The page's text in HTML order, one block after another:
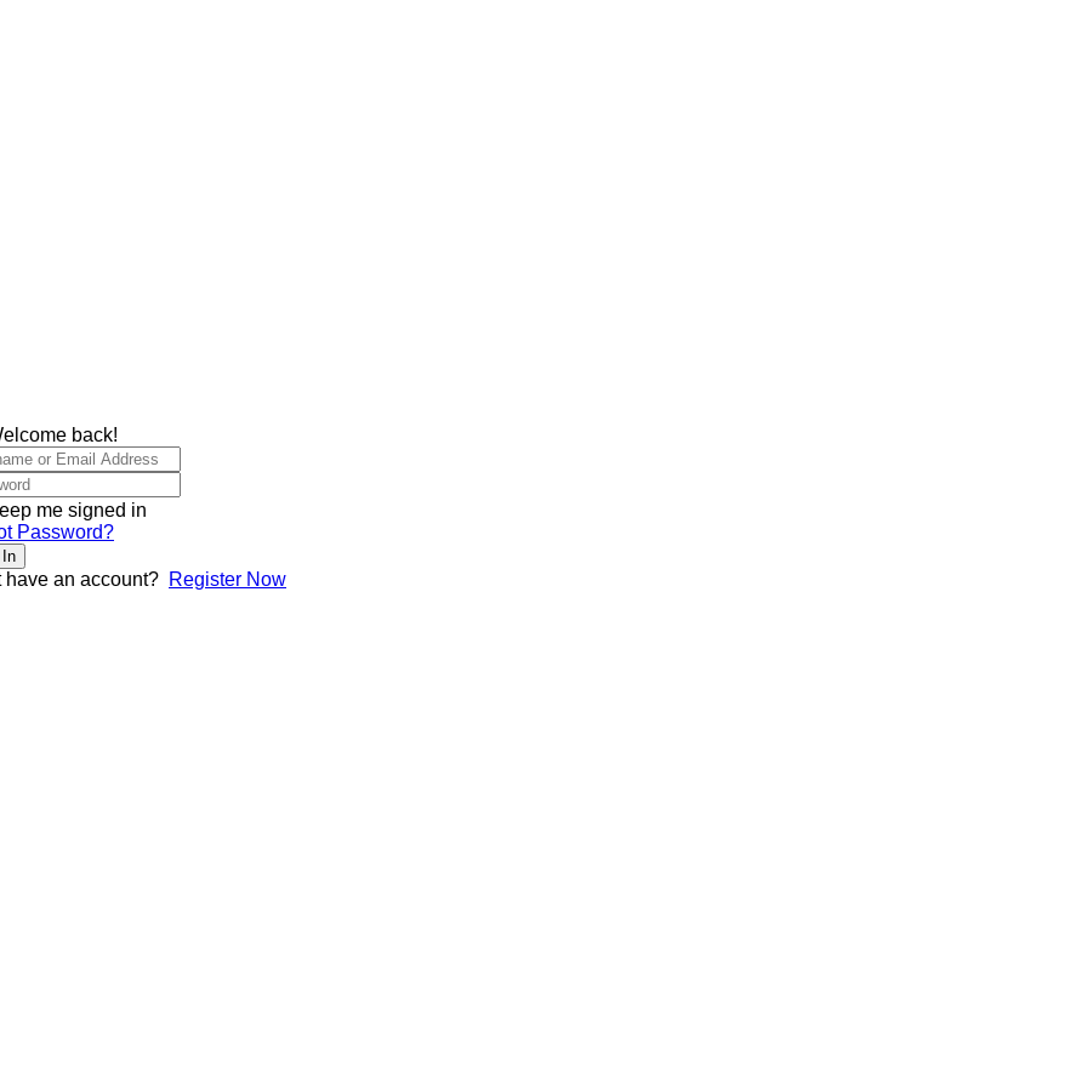
back!
me signed in
Password?
have an account? Register Now